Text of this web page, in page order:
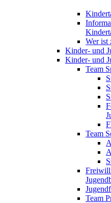
Wer ist
Kinder- und
Kinder- und
Team
Team
Team